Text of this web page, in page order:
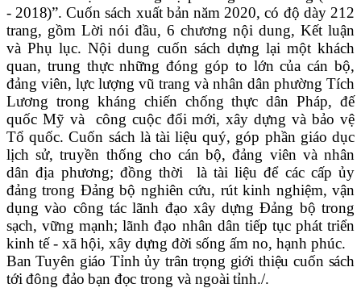
- 2018)”.Cuốn sách xuất bản năm 2020, có độ dày 212
trang, gồm Lời nói đầu, 6 chương nội dung, Kết luận
và Phụ lục. Nội dung cuốn sách dựng lại một khách
quan, trung thực những đóng góp to lớn của cán bộ,
đảng viên, lực lượng vũ trang và nhân dân phường Tích
Lương trong kháng chiến chống thực dân Pháp, đế
quốc Mỹ và công cuộc đổi mới, xây dựng và bảo vệ
Tổ quốc. Cuốn sách là tài liệu quý, góp phần giáo dục
lịch sử, truyền thống cho cán bộ, đảng viên và nhân
dân địa phương; đồng thời là tài liệu để các cấp ủy
đảng trong Đảng bộ nghiên cứu, rút kinh nghiệm, vận
dụng vào công tác lãnh đạo xây dựng Đảng bộ trong
sạch, vững mạnh; lãnh đạo nhân dân tiếp tục phát triển
kinh tế - xã hội, xây dựng đời sống ấm no, hạnh phúc.
Ban Tuyên giáo Tỉnh ủy trân trọng giới thiệu cuốn sách
tới đông đảo bạn đọc trong và ngoài tỉnh./.